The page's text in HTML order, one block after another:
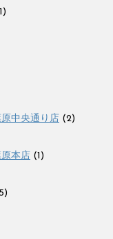
中央通り店 (2)
本店 (1)